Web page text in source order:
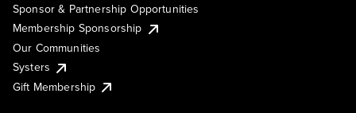
Sponsor & Partnership Opportunities
Membership Sponsorship
Our Communities
Systers
Gift Membership